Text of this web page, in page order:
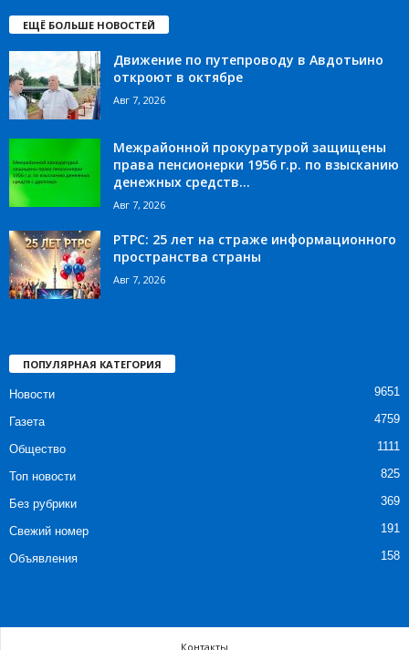
ЕЩЁ БОЛЬШЕ НОВОСТЕЙ
Движение по путепроводу в Авдотьино
откроют в октябре
Авг 7, 2026
Межрайонной прокуратурой защищены
права пенсионерки 1956 г.р. по взысканию
денежных средств...
Авг 7, 2026
РТРС: 25 лет на страже информационного
пространства страны
Авг 7, 2026
ПОПУЛЯРНАЯ КАТЕГОРИЯ
Новости 9651
Газета 4759
Общество 1111
Топ новости 825
Без рубрики 369
Свежий номер 191
Объявления 158
Контакты